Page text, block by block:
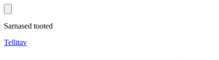
Sarnased tooted
Tellitav